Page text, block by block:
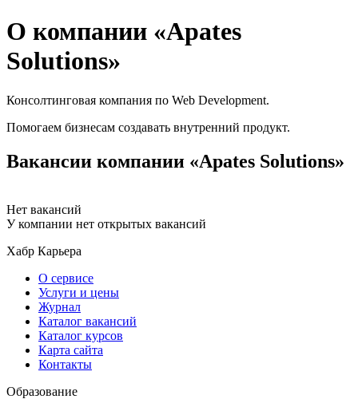
О компании «Apates
Solutions»
Консолтинговая компания по Web Development.
Помогаем бизнесам создавать внутренний продукт.
Вакансии компании «Apates Solutions»
Нет вакансий
У компании нет открытых вакансий
Хабр Карьера
О сервисе
Услуги и цены
Журнал
Каталог вакансий
Каталог курсов
Карта сайта
Контакты
Образование